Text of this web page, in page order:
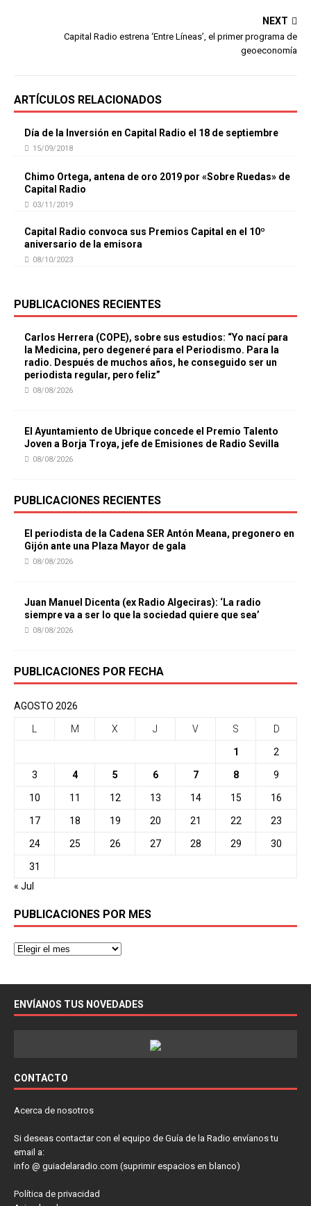
NEXT
Capital Radio estrena ‘Entre Líneas’, el primer programa de
geoeconomía
ARTÍCULOS RELACIONADOS
Día de la Inversión en Capital Radio el 18 de septiembre
15/09/2018
Chimo Ortega, antena de oro 2019 por «Sobre Ruedas» de
Capital Radio
03/11/2019
Capital Radio convoca sus Premios Capital en el 10º
aniversario de la emisora
08/10/2023
PUBLICACIONES RECIENTES
Carlos Herrera (COPE), sobre sus estudios: “Yo nací para
la Medicina, pero degeneré para el Periodismo. Para la
radio. Después de muchos años, he conseguido ser un
periodista regular, pero feliz”
08/08/2026
El Ayuntamiento de Ubrique concede el Premio Talento
Joven a Borja Troya, jefe de Emisiones de Radio Sevilla
08/08/2026
PUBLICACIONES RECIENTES
El periodista de la Cadena SER Antón Meana, pregonero en
Gijón ante una Plaza Mayor de gala
08/08/2026
Juan Manuel Dicenta (ex Radio Algeciras): ‘La radio
siempre va a ser lo que la sociedad quiere que sea’
08/08/2026
PUBLICACIONES POR FECHA
AGOSTO 2026
M X J V S D
1 2
3 4 5 6 7 8 9
10 11 12 13 14 15 16
17 18 19 20 21 22 23
24 25 26 27 28 29 30
31
« Jul
PUBLICACIONES POR MES
ENVÍANOS TUS NOVEDADES
CONTACTO
Acerca de nosotros
Si deseas contactar con el equipo de Guía de la Radio envíanos tu
email a:
info @ guiadelaradio.com (suprimir espacios en blanco)
Política de privacidad